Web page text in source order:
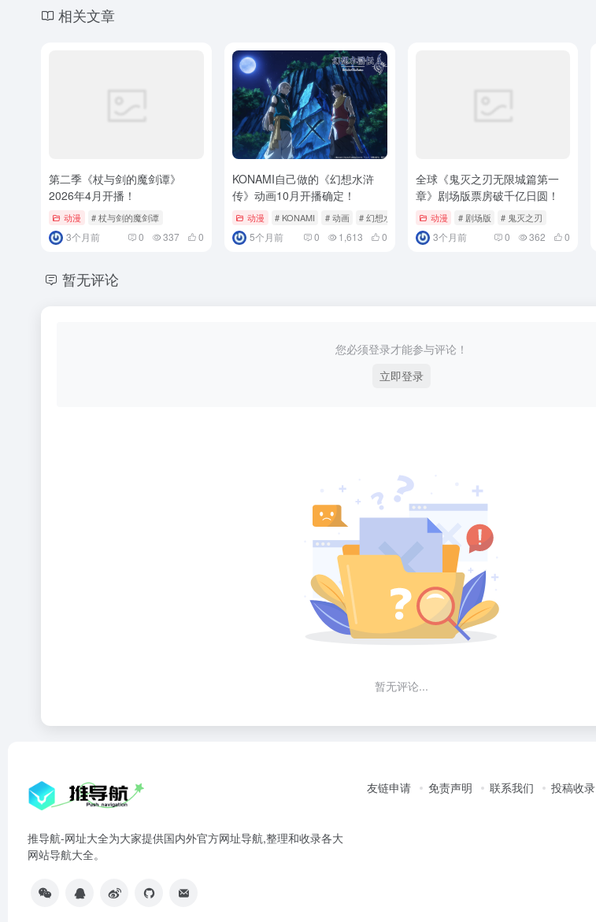
相关文章
第二季《杖与剑的魔剑谭》
2026年4月开播！
动漫 # 杖与剑的魔剑谭
3个月前 0 337 0
KONAMI自己做的《幻想水浒
传》动画10月开播确定！
动漫 # KONAMI # 动画 # 幻想水浒传
5个月前 0 1,613 0
全球《鬼灭之刃无限城篇第一
章》剧场版票房破千亿日圆！
动漫 # 剧场版 # 鬼灭之刃
3个月前 0 362 0
暂无评论
您必须登录才能参与评论！
立即登录
暂无评论...
推导航-网址大全为大家提供国内外官方网址导航,整理和收录各大
网站导航大全。
友链申请 免责声明 联系我们 投稿收录